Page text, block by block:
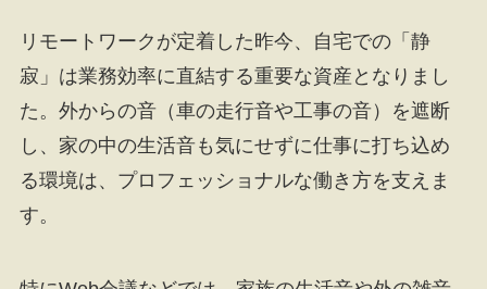
リモートワークが定着した昨今、自宅での「静
寂」は業務効率に直結する重要な資産となりまし
た。外からの音（車の走行音や工事の音）を遮断
し、家の中の生活音も気にせずに仕事に打ち込め
る環境は、プロフェッショナルな働き方を支えま
す。